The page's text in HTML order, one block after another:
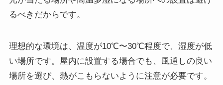
るべきだからです。
理想的な環境は、温度が10℃〜30℃程度で、湿度が低
い場所です。屋内に設置する場合でも、風通しの良い
場所を選び、熱がこもらないように注意が必要です。